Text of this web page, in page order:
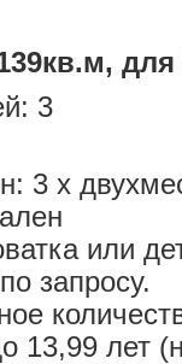
для
3
3 x
или
запросу.
13,99 лет